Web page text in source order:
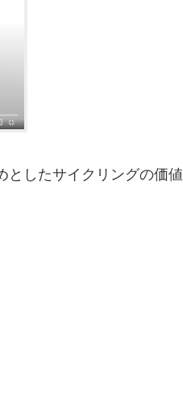
としたサイクリングの価値